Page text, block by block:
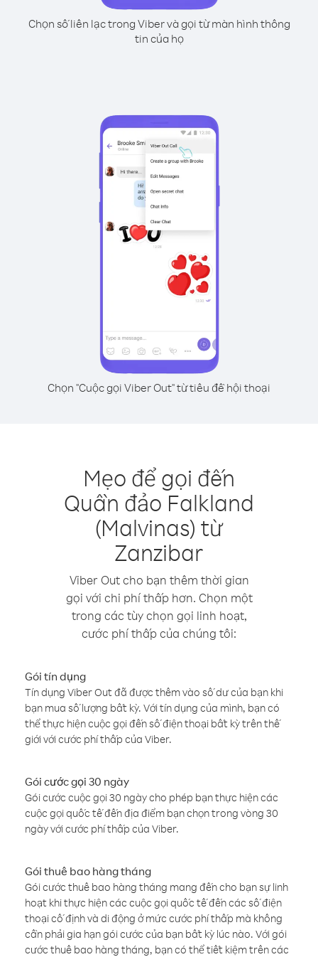
Chọn số liên lạc trong Viber và gọi từ màn hình thông
tin của họ
Chọn "Cuộc gọi Viber Out" từ tiêu đề hội thoại
Mẹo để gọi đến
Quần đảo Falkland
(Malvinas) từ
Zanzibar
Viber Out cho bạn thêm thời gian
gọi với chi phí thấp hơn. Chọn một
trong các tùy chọn gọi linh hoạt,
cước phí thấp của chúng tôi:
Gói tín dụng
Tín dụng Viber Out đã được thêm vào số dư của bạn khi
bạn mua số lượng bất kỳ. Với tín dụng của mình, bạn có
thể thực hiện cuộc gọi đến số điện thoại bất kỳ trên thế
giới với cước phí thấp của Viber.
Gói cước gọi 30 ngày
Gói cước cuộc gọi 30 ngày cho phép bạn thực hiện các
cuộc gọi quốc tế đến địa điểm bạn chọn trong vòng 30
ngày với cước phí thấp của Viber.
Gói thuê bao hàng tháng
Gói cước thuê bao hàng tháng mang đến cho bạn sự linh
hoạt khi thực hiện các cuộc gọi quốc tế đến các số điện
thoại cố định và di động ở mức cước phí thấp mà không
cần phải gia hạn gói cước của bạn bất kỳ lúc nào. Với gói
cước thuê bao hàng tháng, bạn có thể tiết kiệm trên các